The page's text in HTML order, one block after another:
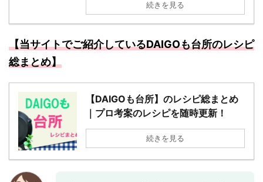
続きを見る
【当サイトでご紹介しているDAIGOも台所のレシピ
総まとめ】
【DAIGOも台所】のレシピ総まとめ
｜プロ考案のレシピを随時更新！
続きを見る